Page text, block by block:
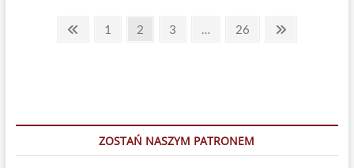
Stronicowanie
Previous
Page
1 Page
2 Page
3 … Page
26
Next
ZOSTAŃ NASZYM PATRONEM